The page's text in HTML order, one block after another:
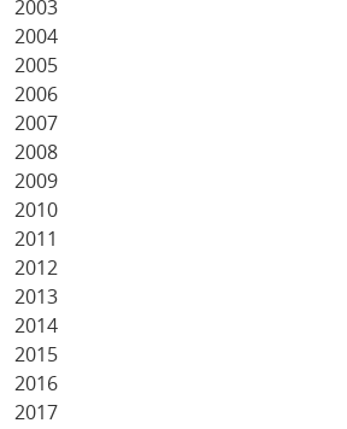
2003
2004
2005
2006
2007
2008
2009
2010
2011
2012
2013
2014
2015
2016
2017